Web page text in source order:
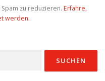
zu reduzieren. Erfahre,
werden.